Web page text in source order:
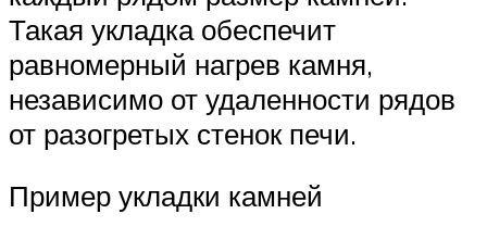
Такая укладка обеспечит
равномерный нагрев камня,
независимо от удаленности рядов
от разогретых стенок печи.
Пример укладки камней